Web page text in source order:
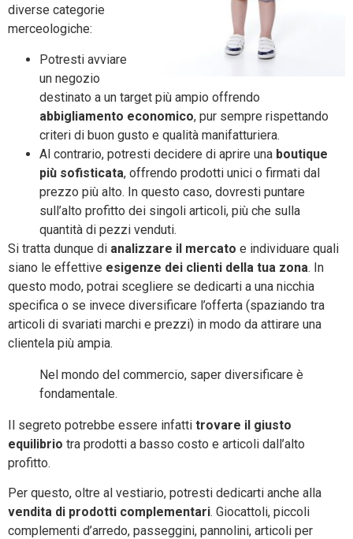
diverse categorie
merceologiche:
Potresti avviare
un negozio
destinato a un target più ampio offrendo
abbigliamento economico, pur sempre rispettando
criteri di buon gusto e qualità manifatturiera.
Al contrario, potresti decidere di aprire una boutique
più sofisticata, offrendo prodotti unici o firmati dal
prezzo più alto. In questo caso, dovresti puntare
sull’alto profitto dei singoli articoli, più che sulla
quantità di pezzi venduti.
Si tratta dunque di analizzare il mercato e individuare quali
siano le effettive esigenze dei clienti della tua zona. In
questo modo, potrai scegliere se dedicarti a una nicchia
specifica o se invece diversificare l’offerta (spaziando tra
articoli di svariati marchi e prezzi) in modo da attirare una
clientela più ampia.
Nel mondo del commercio, saper diversificare è
fondamentale.
Il segreto potrebbe essere infatti trovare il giusto
equilibrio tra prodotti a basso costo e articoli dall’alto
profitto.
Per questo, oltre al vestiario, potresti dedicarti anche alla
vendita di prodotti complementari. Giocattoli, piccoli
complementi d’arredo, passeggini, pannolini, articoli per